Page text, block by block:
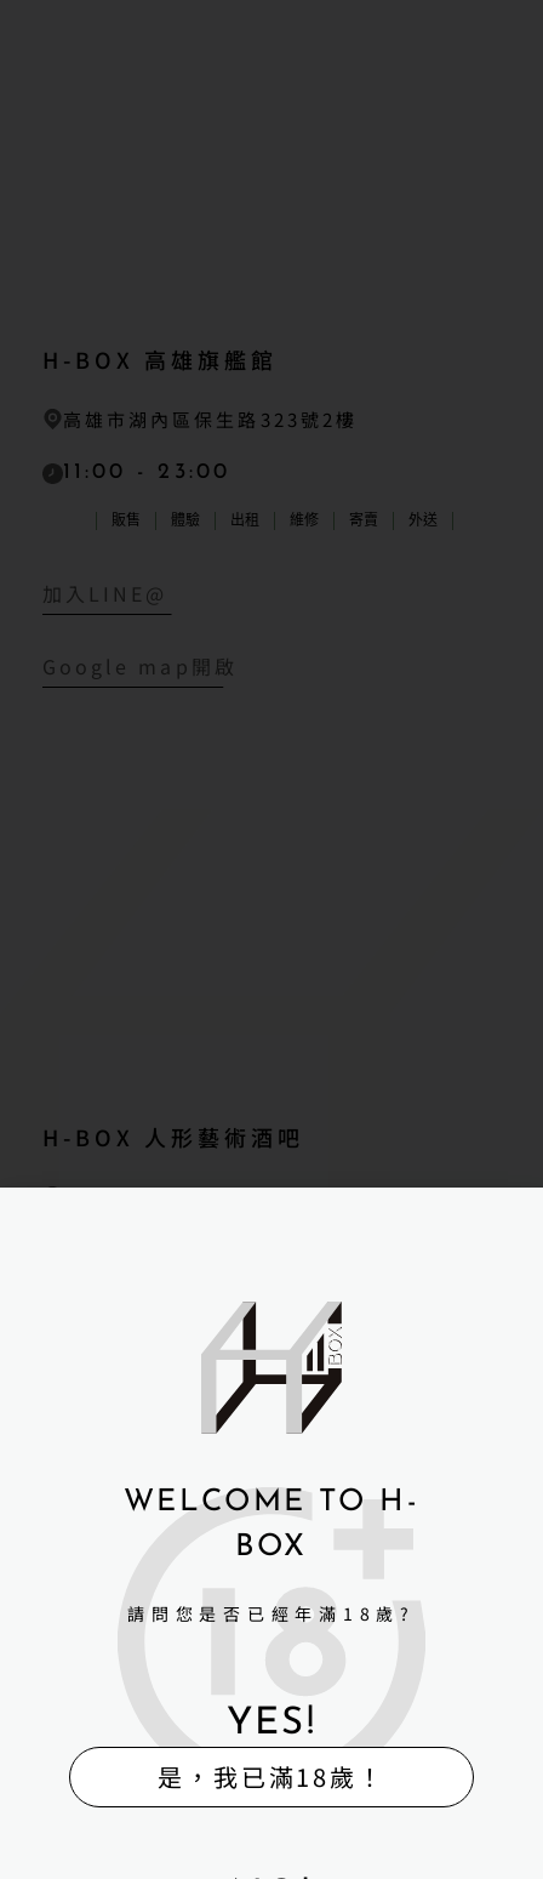
H-BOX 高雄旗艦館
高雄市湖內區保生路323號2樓
11:00 - 23:00
販售 體驗 出租 維修 寄賣 外送
加入LINE@
Google map開啟
H-BOX 人形藝術酒吧
WELCOME TO H-
BOX
請問您是否已經年滿18歲?
YES!
是，我已滿18歲！